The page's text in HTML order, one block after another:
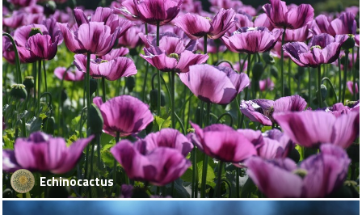
Echinocactus